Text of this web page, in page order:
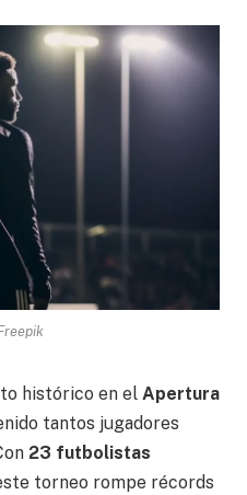
histórico en el Apertura
tantos jugadores
23 futbolistas
torneo rompe récords